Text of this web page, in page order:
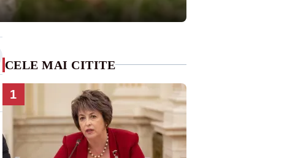
CELE MAI CITITE
1